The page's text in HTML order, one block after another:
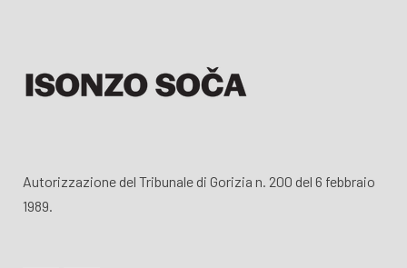
Autorizzazione del Tribunale di Gorizia n. 200 del 6 febbraio
1989.